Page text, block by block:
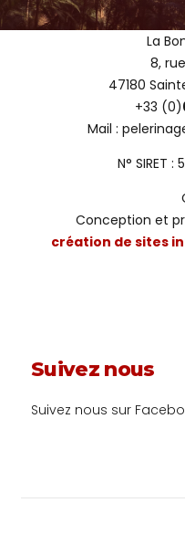
La
8,
47180
+33 (0)
Mail :
N° SIRET :
Conception et
création de sites
Suivez nous
Suivez nous sur